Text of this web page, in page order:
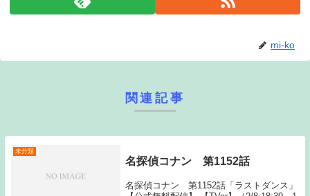
mi-ko
関連記事
未分類
名探偵コナン 第1152話
名探偵コナン 第1152話「ラストダンス」